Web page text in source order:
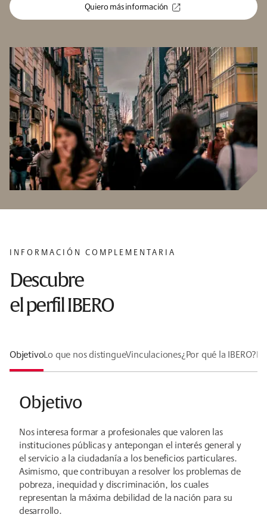
Quiero más información
INFORMACIÓN COMPLEMENTARIA
Descubre
el perfil IBERO
ObjetivoLo que nos distingueVinculaciones¿Por qué la IBERO?
Objetivo
Nos interesa formar a profesionales que valoren las
instituciones públicas y antepongan el interés general y
el servicio a la ciudadanía a los beneficios particulares.
Asimismo, que contribuyan a resolver los problemas de
pobreza, inequidad y discriminación, los cuales
representan la máxima debilidad de la nación para su
desarrollo.